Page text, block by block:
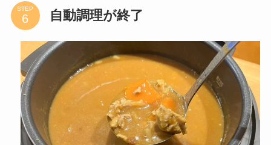
STEP 「決定」ボタンで調理開始